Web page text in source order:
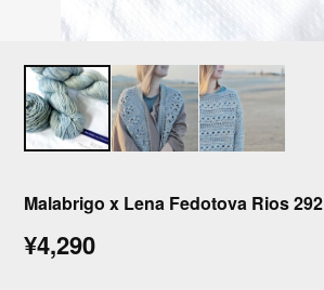
Malabrigo x Lena Fedotova Rios 292
¥4,290